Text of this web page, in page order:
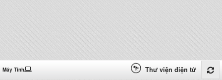
Máy Tính Thư viện điện tử